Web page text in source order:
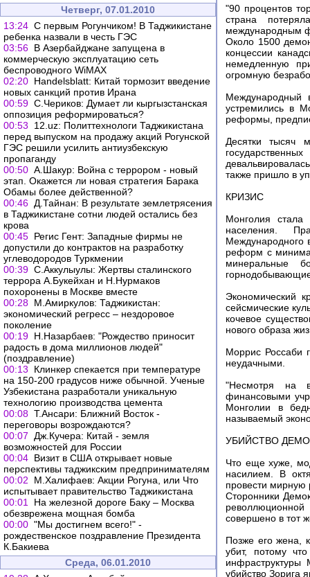
Четверг, 07.01.2010
13:24 С первым Рогунчиком! В Таджикистане
ребенка назвали в честь ГЭС
03:56 В Азербайджане запущена в
коммерческую эксплуатацию сеть
беспроводного WiMAX
02:20 Handelsblatt: Китай тормозит введение
новых санкций против Ирана
00:59 С.Чериков: Думает ли кыргызстанская
оппозиция реформироваться?
00:53
12.uz: Политтехнологи Таджикистана
перед выпуском на продажу акций Рогунской
ГЭС решили усилить антиузбекскую
пропаганду
00:50 А.Шакур: Война с террором - новый
этап. Окажется ли новая стратегия Барака
Обамы более действенной?
00:46 Д.Тайнан: В результате землетрясения
в Таджикистане сотни людей остались без
крова
00:45 Регис Гент: Западные фирмы не
допустили до контрактов на разработку
углеводородов Туркмении
00:39 С.Аккулыулы: Жертвы сталинского
террора А.Букейхан и Н.Нурмаков
похоронены в Москве вместе
00:28 М.Амиркулов: Таджикистан:
экономический регресс – нездоровое
поколение
00:19 Н.Назарбаев: "Рождество приносит
радость в дома миллионов людей"
(поздравление)
00:13
Клинкер спекается при температуре
на 150-200 градусов ниже обычной. Ученые
Узбекистана разработали уникальную
технологию производства цемента
00:08 Т.Ансари: Ближний Восток -
переговоры возрождаются?
00:07
Дж.Кучера: Китай - земля
возможностей для России
00:04 Визит в США открывает новые
перспективы таджикским предпринимателям
00:02
М.Халифаев: Акции Рогуна, или Что
испытывает правительство Таджикистана
00:01
На железной дороге Баку – Москва
обезврежена мощная бомба
00:00 "Мы достигнем всего!" -
рождественское поздравление Президента
К.Бакиева
Среда, 06.01.2010
"90 процентов
страна
международным
Около 1500
концессии
немедленную
огромную
Международный
устремились в
реформы,
Десятки тысяч
также пришло в
КРИЗИС
Монголия
населения.
Международного
реформ с
минеральные
Экономический
сейсмические
кочевое
нового образа
Моррис Россаби
неудачными.
"Несмотря на
финансовыми
Монголии в
называемый
УБИЙСТВО
Что еще хуже,
насилием. В
провести мирную
Сторонники
совершено в тот
Позже его жена,
убит, потому
убийство Зорига